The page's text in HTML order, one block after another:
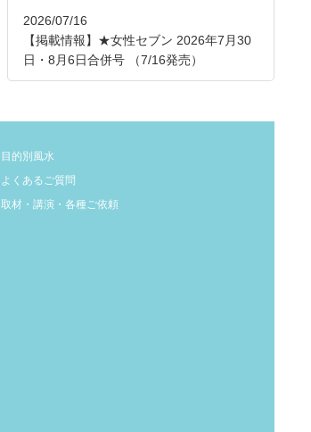
2026/07/16
【掲載情報】★女性セブン 2026年7月30
日・8月6日合併号 （7/16発売）
目的別風水
よくあるご質問
取材・講演・各種ご依頼